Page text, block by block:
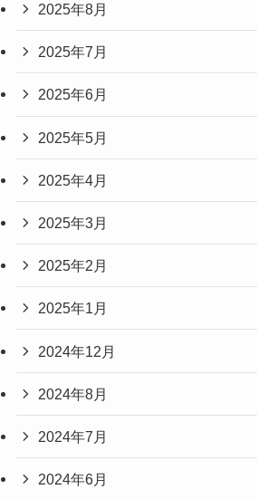
2025年8月
2025年7月
2025年6月
2025年5月
2025年4月
2025年3月
2025年2月
2025年1月
2024年12月
2024年8月
2024年7月
2024年6月